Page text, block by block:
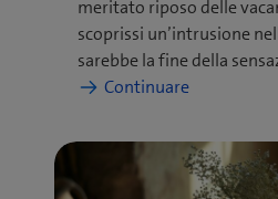
meritato riposo delle
scoprissi un’intrusione
sarebbe la fine della
Continuare:
come
proteggere
la